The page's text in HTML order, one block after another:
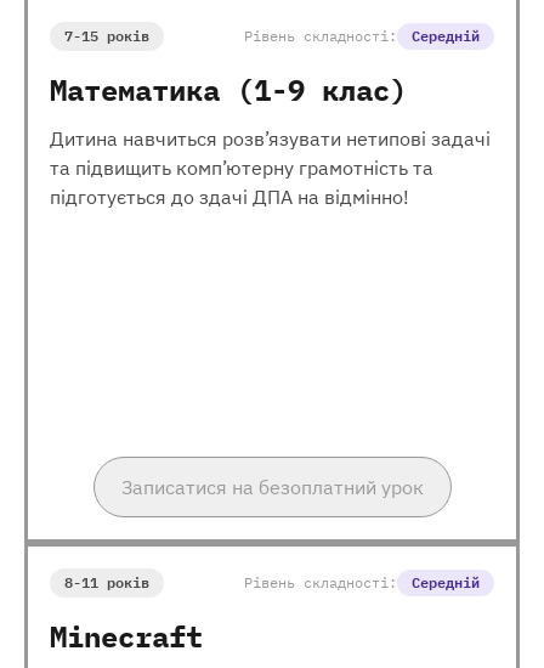
7-15 років Рівень складності: Середній
Математика (1-9 клас)
Дитина навчиться розв’язувати нетипові задачі
та підвищить комп’ютерну грамотність та
підготується до здачі ДПА на відмінно!
Записатися на безоплатний урок
8-11 років Рівень складності: Середній
Minecraft